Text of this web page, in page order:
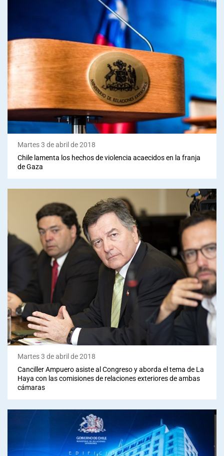
Martes 3 de abril de 2018
Chile lamenta los hechos de violencia acaecidos en la franja
de Gaza
Martes 3 de abril de 2018
Canciller Ampuero asiste al Congreso y aborda el tema de La
Haya con las comisiones de relaciones exteriores de ambas
cámaras